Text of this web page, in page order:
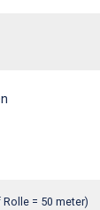
= 50 meter)